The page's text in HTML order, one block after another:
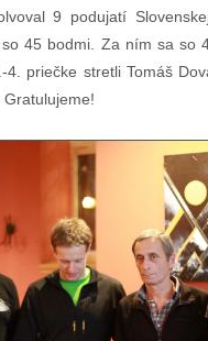
9 podujatí
45 bodmi. Za ním sa so
4. priečke stretli Tomáš